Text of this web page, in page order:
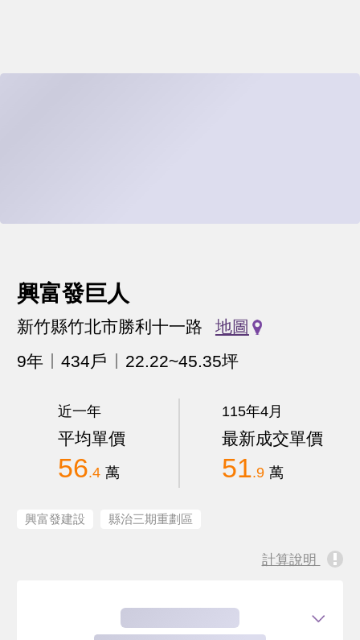
興富發巨人
新竹縣竹北市勝利十一路
地圖
9年
434戶 22.22~45.35坪
近一年
平均單價
56.4 萬
115年4月
最新成交單價
51.9 萬
興富發建設 縣治三期重劃區
計算說明